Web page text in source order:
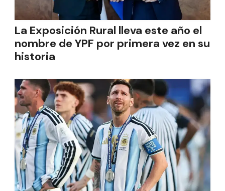
La Exposición Rural lleva este año el
nombre de YPF por primera vez en su
historia